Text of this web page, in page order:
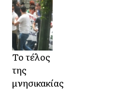
Το τέλος
της
μνησικακίας